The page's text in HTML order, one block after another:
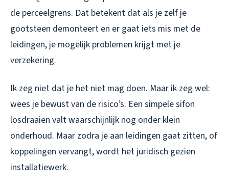
de perceelgrens. Dat betekent dat als je zelf je
gootsteen demonteert en er gaat iets mis met de
leidingen, je mogelijk problemen krijgt met je
verzekering.
Ik zeg niet dat je het niet mag doen. Maar ik zeg wel:
wees je bewust van de risico’s. Een simpele sifon
losdraaien valt waarschijnlijk nog onder klein
onderhoud. Maar zodra je aan leidingen gaat zitten, of
koppelingen vervangt, wordt het juridisch gezien
installatiewerk.